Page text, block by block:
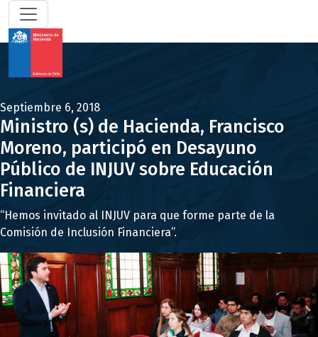
Septiembre 6, 2018
Ministro (s) de Hacienda, Francisco
Moreno, participó en Desayuno
Público de INJUV sobre Educación
Financiera
“Hemos invitado al INJUV para que forme parte de la
Comisión de Inclusión Financiera”.